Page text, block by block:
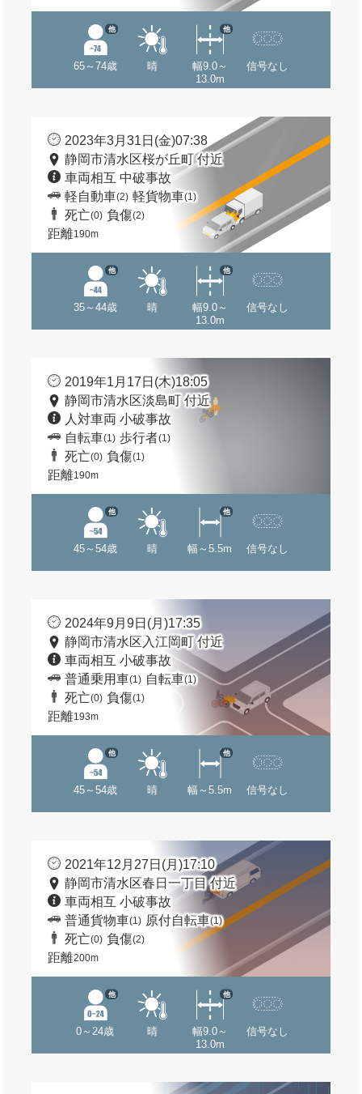
65～74歳
他
晴
幅9.0～
13.0m
他
信号なし
2023年3月31日(金)07:38
静岡市清水区桜が丘町 付近
車両相互 中破事故
軽自動車(2) 軽貨物車(1)
死亡(0) 負傷(2)
距離190m
35～44歳
他
晴
幅9.0～
13.0m
他
信号なし
2019年1月17日(木)18:05
静岡市清水区淡島町 付近
人対車両 小破事故
自転車(1) 歩行者(1)
死亡(0) 負傷(1)
距離190m
45～54歳
他
晴 幅～5.5m
他
信号なし
2024年9月9日(月)17:35
静岡市清水区入江岡町 付近
車両相互 小破事故
普通乗用車(1) 自転車(1)
死亡(0) 負傷(1)
距離193m
45～54歳
他
晴 幅～5.5m
他
信号なし
2021年12月27日(月)17:10
静岡市清水区春日一丁目 付近
車両相互 小破事故
普通貨物車(1) 原付自転車(1)
死亡(0) 負傷(2)
距離200m
0～24歳
他
晴
幅9.0～
13.0m
他
信号なし